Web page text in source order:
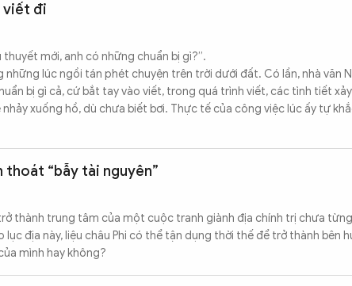
viết đi
mới, anh có những chuẩn bị gì?”.
những lúc ngồi tán phét chuyện trên trời dưới đất. Có lần, nhà văn
bị gì cả, cứ bắt tay vào viết, trong quá trình viết, các tình tiết
xuống hồ, dù chưa biết bơi. Thực tế của công việc lúc ấy tự
thoát “bẫy tài nguyên”
thành trung tâm của một cuộc tranh giành địa chính trị chưa
địa này, liệu châu Phi có thể tận dụng thời thế để trở thành bên
mình hay không?